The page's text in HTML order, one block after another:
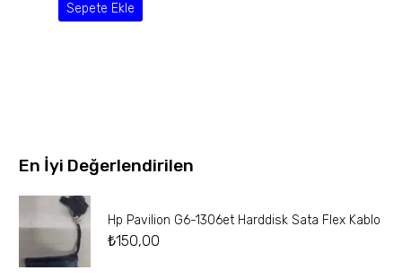
Sepete Ekle
En İyi Değerlendirilen
Hp Pavilion G6-1306et Harddisk Sata Flex Kablo
₺150,00